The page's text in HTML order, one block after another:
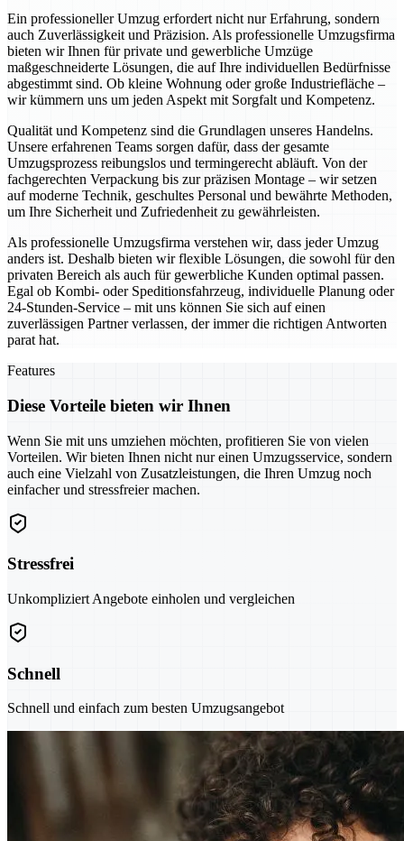
Ein professioneller Umzug erfordert nicht nur Erfahrung, sondern
auch Zuverlässigkeit und Präzision. Als professionelle Umzugsfirma
bieten wir Ihnen für private und gewerbliche Umzüge
maßgeschneiderte Lösungen, die auf Ihre individuellen Bedürfnisse
abgestimmt sind. Ob kleine Wohnung oder große Industriefläche –
wir kümmern uns um jeden Aspekt mit Sorgfalt und Kompetenz.
Qualität und Kompetenz sind die Grundlagen unseres Handelns.
Unsere erfahrenen Teams sorgen dafür, dass der gesamte
Umzugsprozess reibungslos und termingerecht abläuft. Von der
fachgerechten Verpackung bis zur präzisen Montage – wir setzen
auf moderne Technik, geschultes Personal und bewährte Methoden,
um Ihre Sicherheit und Zufriedenheit zu gewährleisten.
Als professionelle Umzugsfirma verstehen wir, dass jeder Umzug
anders ist. Deshalb bieten wir flexible Lösungen, die sowohl für den
privaten Bereich als auch für gewerbliche Kunden optimal passen.
Egal ob Kombi- oder Speditionsfahrzeug, individuelle Planung oder
24-Stunden-Service – mit uns können Sie sich auf einen
zuverlässigen Partner verlassen, der immer die richtigen Antworten
parat hat.
Features
Diese Vorteile bieten wir Ihnen
Wenn Sie mit uns umziehen möchten, profitieren Sie von vielen
Vorteilen. Wir bieten Ihnen nicht nur einen Umzugsservice, sondern
auch eine Vielzahl von Zusatzleistungen, die Ihren Umzug noch
einfacher und stressfreier machen.
Stressfrei
Unkompliziert Angebote einholen und vergleichen
Schnell
Schnell und einfach zum besten Umzugsangebot